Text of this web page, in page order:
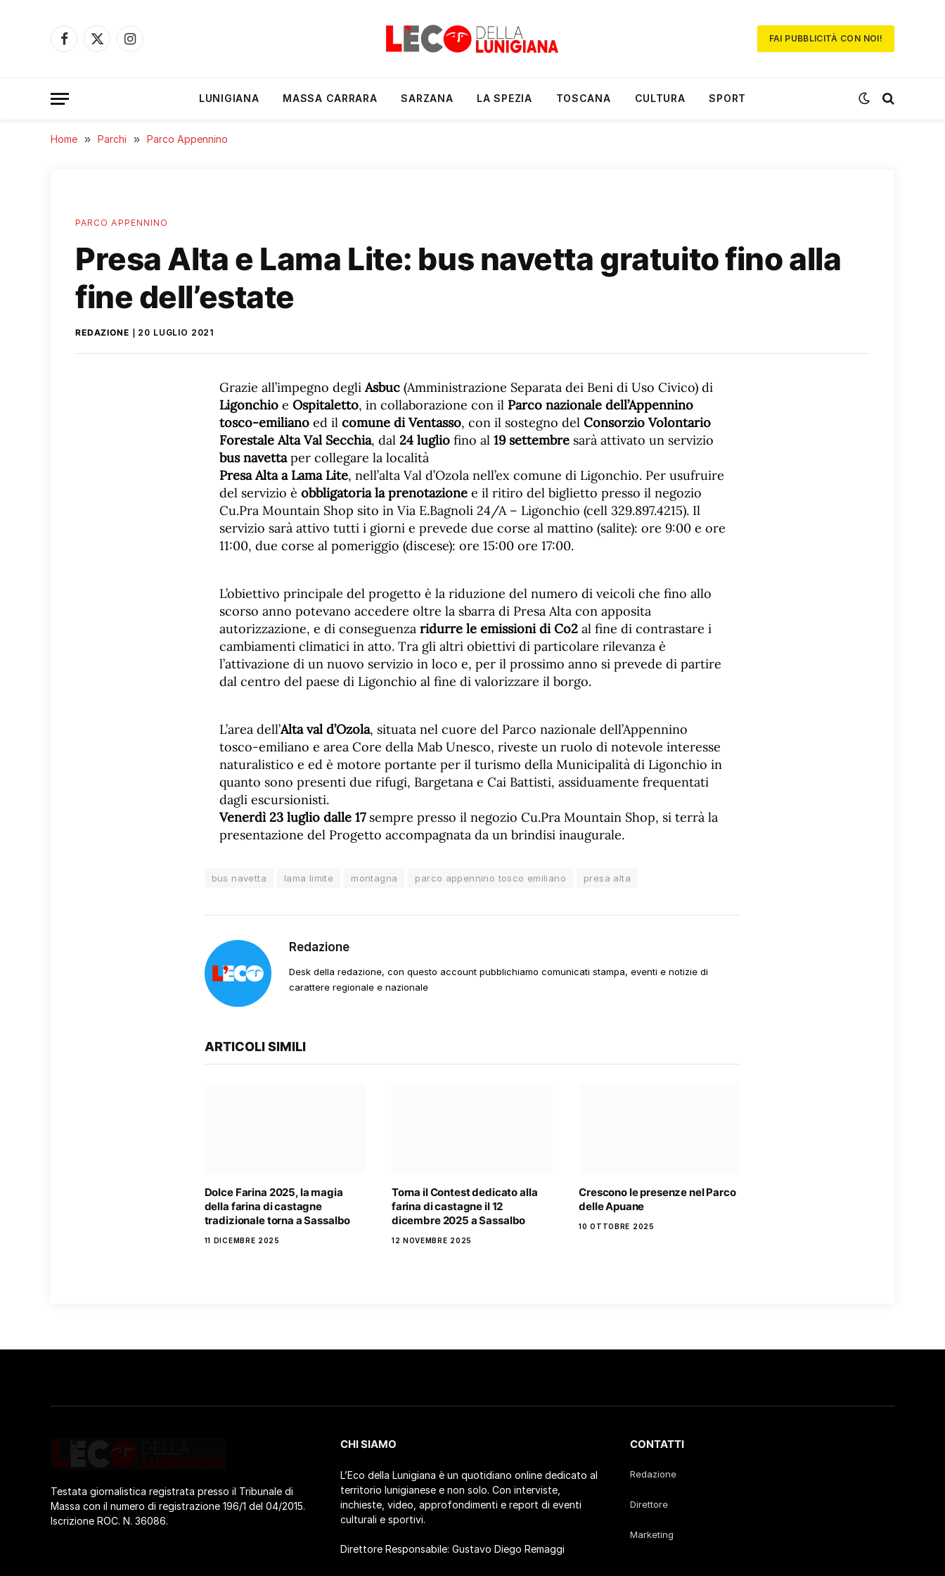
Facebook
X
Instagram
FAI PUBBLICITÀ CON NOI!
LUNIGIANA MASSA CARRARA SARZANA LA SPEZIA TOSCANA CULTURA SPORT
Home » Parchi » Parco Appennino
PARCO APPENNINO
Presa Alta e Lama Lite: bus navetta gratuito fino alla
fine dell’estate
REDAZIONE 20 LUGLIO 2021
Grazie all’impegno degliAsbuc (Amministrazione Separata dei Beni di Uso Civico) di
Ligonchio e Ospitaletto, in collaborazione con il Parco nazionale dell’Appennino
tosco-emiliano ed il comune di Ventasso, con il sostegno del Consorzio Volontario
Forestale Alta Val Secchia, dal 24 luglio fino al 19 settembre sarà attivato un servizio
bus navettaper collegare la località
Presa Alta a Lama Lite, nell’alta Val d’Ozola nell’ex comune di Ligonchio. Per usufruire
del servizio è obbligatoria la prenotazione e il ritiro del biglietto presso il negozio
Cu.Pra Mountain Shop sito in Via E.Bagnoli 24/A – Ligonchio (cell 329.897.4215). Il
servizio sarà attivo tutti i giorni e prevede due corse al mattino (salite): ore 9:00 e ore
11:00, due corse al pomeriggio (discese): ore 15:00 ore 17:00.
L’obiettivo principale del progetto è la riduzione del numero di veicoli che fino allo
scorso anno potevano accedere oltre la sbarra di Presa Alta con apposita
autorizzazione, e di conseguenza ridurre le emissioni di Co2 al fine di contrastare i
cambiamenti climatici in atto. Tra gli altri obiettivi di particolare rilevanza è
l’attivazione di un nuovo servizio in loco e, per il prossimo anno si prevede di partire
dal centro del paese di Ligonchio al fine di valorizzare il borgo.
L’area dell’Alta val d’Ozola, situata nel cuore del Parco nazionale dell’Appennino
tosco-emiliano e area Core della Mab Unesco, riveste un ruolo di notevole interesse
naturalistico e ed è motore portante per il turismo della Municipalità di Ligonchio in
quanto sono presenti due rifugi, Bargetana e Cai Battisti, assiduamente frequentati
dagli escursionisti.
Venerdì 23 luglio dalle 17sempre presso il negozio Cu.Pra Mountain Shop, si terrà la
presentazione del Progetto accompagnata da un brindisi inaugurale.
bus navetta lama limite montagna parco appennino tosco emiliano presa alta
Redazione
Desk della redazione, con questo account pubblichiamo comunicati stampa, eventi e notizie di
carattere regionale e nazionale
ARTICOLI SIMILI
Dolce Farina 2025, la magia
della farina di castagne
tradizionale torna a Sassalbo
11 DICEMBRE 2025
Torna il Contest dedicato alla
farina di castagne il 12
dicembre 2025 a Sassalbo
12 NOVEMBRE 2025
Crescono le presenze nel Parco
delle Apuane
10 OTTOBRE 2025
Testata giornalistica registrata presso il Tribunale di
Massa con il numero di registrazione 196/1 del 04/2015.
Iscrizione ROC. N. 36086.
CHI SIAMO
L’Eco della Lunigiana è un quotidiano online dedicato al
territorio lunigianese e non solo. Con interviste,
inchieste, video, approfondimenti e report di eventi
culturali e sportivi.
Direttore Responsabile: Gustavo Diego Remaggi
CONTATTI
Redazione
Direttore
Marketing